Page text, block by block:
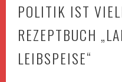
POLITIK IST
REZEPTBUCH
LEIBSPEISE“